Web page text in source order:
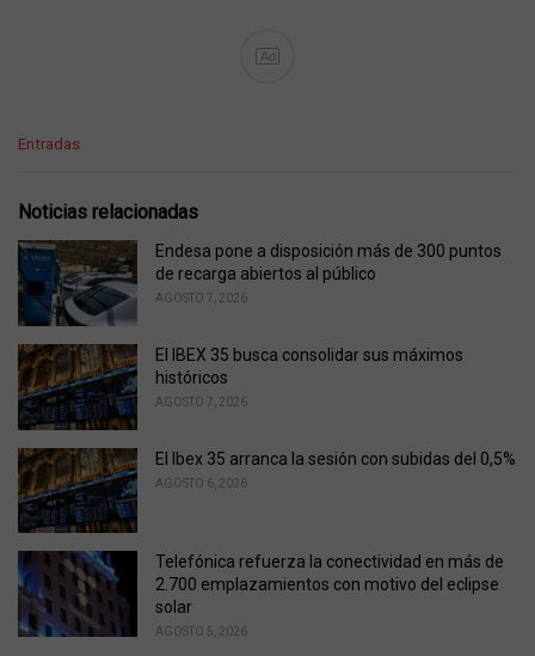
Ad
C
e
o
r
i
:
Entradas
Noticias relacionadas
Endesa pone a disposición más de 300 puntos
de recarga abiertos al público
AGOSTO 7, 2026
El IBEX 35 busca consolidar sus máximos
históricos
AGOSTO 7, 2026
El Ibex 35 arranca la sesión con subidas del 0,5%
AGOSTO 6, 2026
Telefónica refuerza la conectividad en más de
2.700 emplazamientos con motivo del eclipse
solar
AGOSTO 5, 2026